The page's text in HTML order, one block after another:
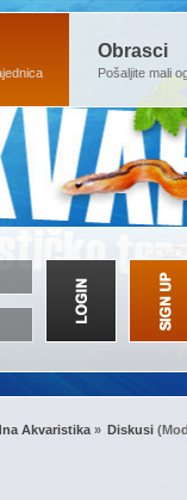
Obrasci
Pošaljite mali
Akvaristika» Diskusi